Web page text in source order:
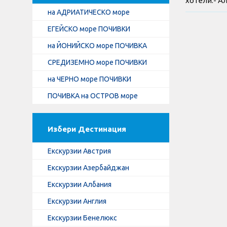
на АДРИАТИЧЕСКО море
ЕГЕЙСКО море ПОЧИВКИ
на ЙОНИЙСКО море ПОЧИВКА
СРЕДИЗЕМНО море ПОЧИВКИ
на ЧЕРНО море ПОЧИВКИ
ПОЧИВКА на ОСТРОВ море
Избери Дестинация
Екскурзии Австрия
Екскурзии Азербайджан
Екскурзии Албания
Екскурзии Англия
Екскурзии Бенелюкс